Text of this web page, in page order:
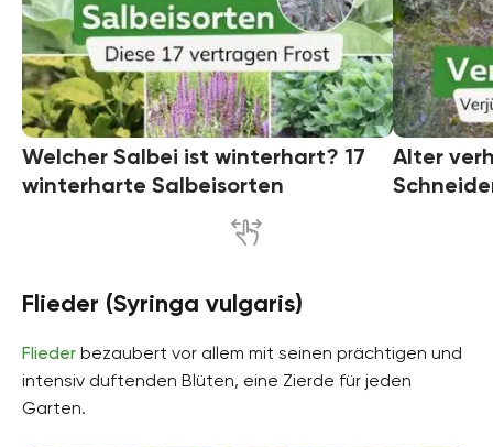
Welcher Salbei ist winterhart? 17
winterharte Salbeisorten
Alter
Flieder (Syringa vulgaris)
Flieder bezaubert vor allem mit seinen prächtigen und
intensiv duftenden Blüten, eine Zierde für jeden
Garten.